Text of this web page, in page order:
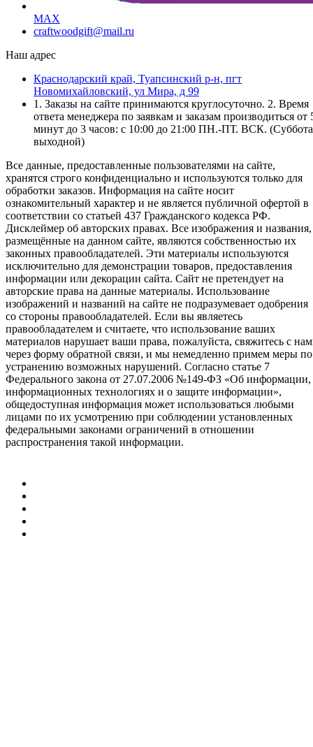
MAX
craftwoodgift@mail.ru
Наш адрес
Краснодарский край, Туапсинский р-н, пгт
Новомихайловский, ул Мира, д 99
1. Заказы на сайте принимаются круглосуточно. 2. Время
ответа менеджера по заявкам и заказам производиться от
минут до 3 часов: с 10:00 до 21:00 ПН.-ПТ. ВСК. (Суббота
выходной)
Все данные, предоставленные пользователями на сайте,
хранятся строго конфиденциально и используются только для
обработки заказов. Информация на сайте носит
ознакомительный характер и не является публичной офертой в
соответствии со статьей 437 Гражданского кодекса РФ.
Дисклеймер об авторских правах. Все изображения и названия,
размещённые на данном сайте, являются собственностью их
законных правообладателей. Эти материалы используются
исключительно для демонстрации товаров, предоставления
информации или декорации сайта. Сайт не претендует на
авторские права на данные материалы. Использование
изображений и названий на сайте не подразумевает одобрения
со стороны правообладателей. Если вы являетесь
правообладателем и считаете, что использование ваших
материалов нарушает ваши права, пожалуйста, свяжитесь с
через форму обратной связи, и мы немедленно примем меры по
устранению возможных нарушений. Согласно статье 7
Федерального закона от 27.07.2006 №149-ФЗ «Об информации,
информационных технологиях и о защите информации»,
общедоступная информация может использоваться любыми
лицами по их усмотрению при соблюдении установленных
федеральными законами ограничений в отношении
распространения такой информации.